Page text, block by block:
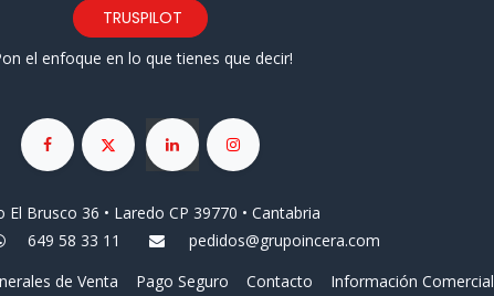
TRUSPILOT
el enfoque en lo que tienes que decir!
El Brusco 36 • Laredo CP 39770 • Cantabria
649 58 33 11
pedidos@grupoincera.com
de Venta Pago Seguro Contacto Información Comercial